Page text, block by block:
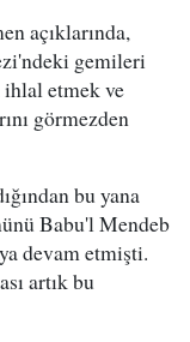
açıklarında,
gemileri
ihlal etmek ve
görmezden
bu yana
Babu'l Mendeb
devam etmişti.
artık bu